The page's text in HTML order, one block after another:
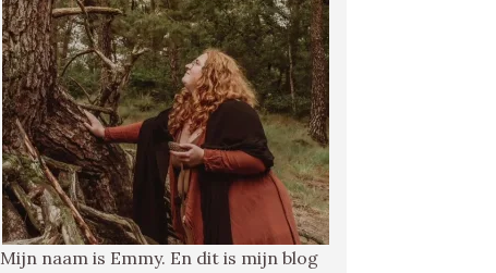
Mijn naam is Emmy. En dit is mijn blog